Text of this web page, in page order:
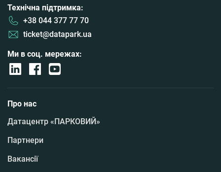
Технічна підтримка:
+38 044 377 77 70
ticket@datapark.ua
Ми в соц. мережах:
Про нас
Датацентр «ПАРКОВИЙ»
Партнери
Вакансії